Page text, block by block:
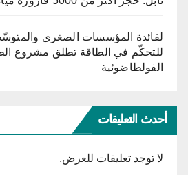
لفائدة المؤسسات الصغرى
للتحكّم في الطاقة تطلق مشروع
الفولطاضوئية
أحدث التعليقات
لا توجد تعليقات للعرض.